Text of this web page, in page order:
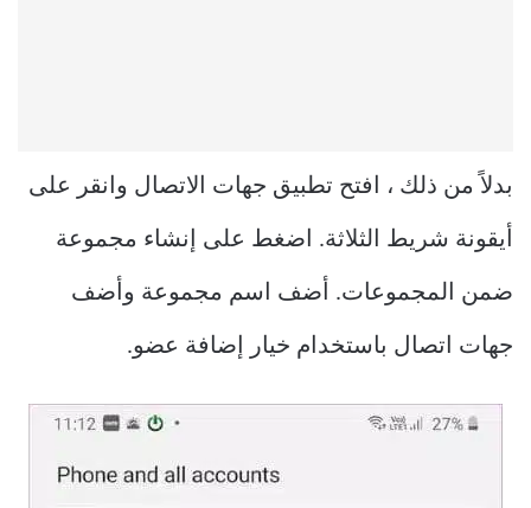
بدلاً من ذلك ، افتح تطبيق جهات الاتصال وانقر على
أيقونة شريط الثلاثة. اضغط على إنشاء مجموعة
ضمن المجموعات. أضف اسم مجموعة وأضف
جهات اتصال باستخدام خيار إضافة عضو.